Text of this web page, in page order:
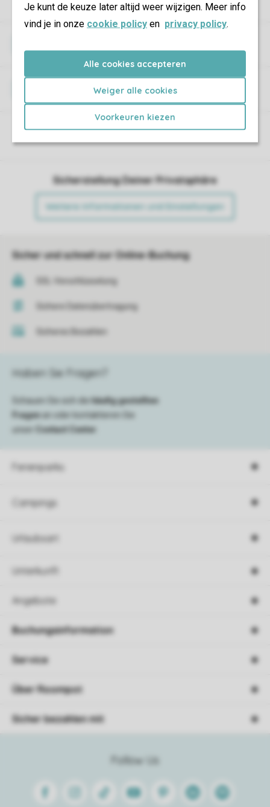
Je kunt de keuze later altijd weer wijzigen. Meer info
vind je in onze cookie policy en privacy policy.
Alle cookies accepteren
Weiger alle cookies
Voorkeuren kiezen
Sicherstellung Deiner Privatsphäre
Weitere Informationen und Einstellungen
Sicher und schnell zur Online-Buchung
SSL-Verschlüsselung
Sichere Datenübertragung
Sicheres Bezahlen
Ferienparks
Campings
Urlaubsart
Unterkunft
Angebote
Haben Sie Fragen?
Schauen Sie sich die
häufig gestellten
Fragen an oder kontaktieren Sie
unser
Contact Center
Follow Us
FacebookInstagram
Tiktok Youtube PinterestLinkedinSpotify
Buchungsinformation
Service
Über Roompot
Sicher bezahlen mit